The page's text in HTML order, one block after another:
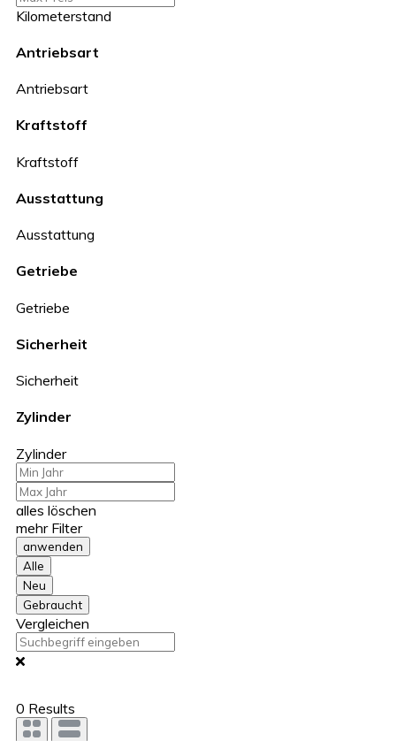
Kilometerstand
Antriebsart
Antriebsart
Kraftstoff
Kraftstoff
Ausstattung
Ausstattung
Getriebe
Getriebe
Sicherheit
Sicherheit
Zylinder
Zylinder
alles löschen
mehr Filter
anwenden
Alle
Neu
Gebraucht
Vergleichen
0 Results